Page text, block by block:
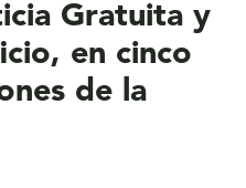
Gratuita y
en cinco
de la